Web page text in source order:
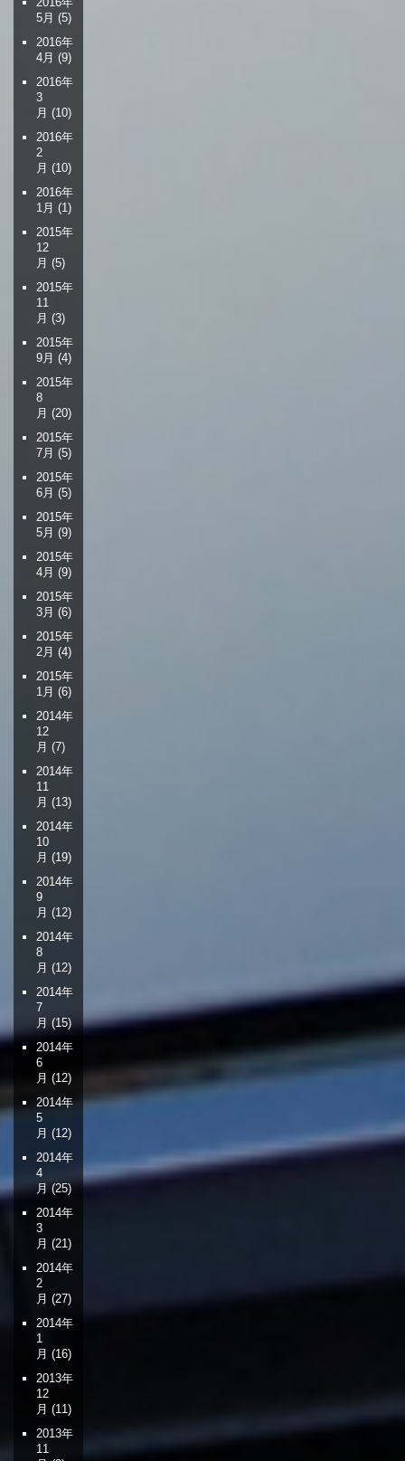
5月 (5)
2016年
4月 (9)
2016年
3
月 (10)
2016年
2
月 (10)
2016年
1月 (1)
2015年
12
月 (5)
2015年
11
月 (3)
2015年
9月 (4)
2015年
8
月 (20)
2015年
7月 (5)
2015年
6月 (5)
2015年
5月 (9)
2015年
4月 (9)
2015年
3月 (6)
2015年
2月 (4)
2015年
1月 (6)
2014年
12
月 (7)
2014年
11
月 (13)
2014年
10
月 (19)
2014年
9
月 (12)
2014年
8
月 (12)
2014年
7
月 (15)
2014年
6
月 (12)
2014年
5
月 (12)
2014年
4
月(25)
2014年
3
月 (21)
2014年
2
月 (27)
2014年
1
月 (16)
2013年
12
月 (11)
2013年
11